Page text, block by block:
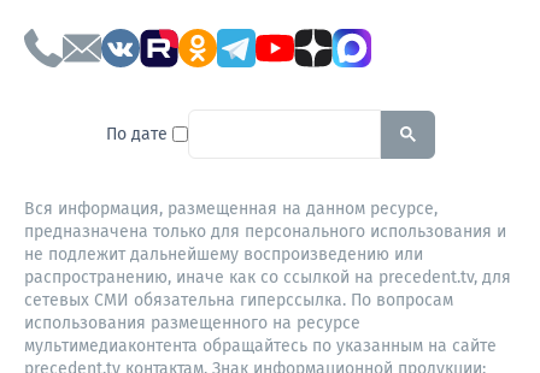
По дате To search this site, enter a
Вся информация, размещенная на данном ресурсе,
предназначена только для персонального использования и
не подлежит дальнейшему воспроизведению или
распространению, иначе как со ссылкой на precedent.tv, для
сетевых СМИ обязательна гиперссылка. По вопросам
использования размещенного на ресурсе
мультимедиаконтента обращайтесь по указанным на сайте